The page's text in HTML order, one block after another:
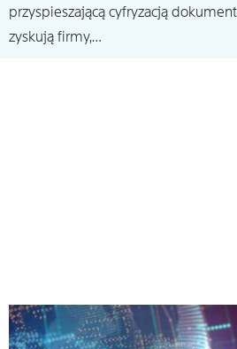
przyspieszającą cyfryzacją
zyskują firmy,…